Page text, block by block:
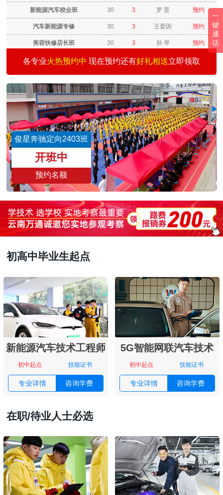
新能源汽车校企班 30 3 罗 晋 预约
汽车新能源专修 30 3 王爱因 预约
美容快修店长班 30 3 孙 琴 预约
汽车快修快保创业 30 3 何志刚 预约
汽车涂装技术班 30 1 王景仰 预约
二手车评估师 15 3 魏志伟 预约
新能源汽车校企班 30 3 董文亮 预约
城轨交通与汽车商务 30 6 刘雨涛 预约
汽车智能检测与运营 30 3 王国祥 预约
各专业火热预约中 现在预约还有好礼相送立即领取
俊星奔驰定向2403班
开班中
预约名额
初高中毕业生起点
新能源汽车技术工程师
初中起点 技能证书
专业详情 咨询学费
5G智能网联汽车技术
初中起点 技能证书
专业详情 咨询学费
在职/待业人士必选
一
键
通
话